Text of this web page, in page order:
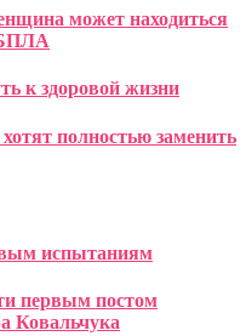
может находиться
БПЛА
к здоровой жизни
полностью заменить
испытаниям
первым постом
Ковальчука